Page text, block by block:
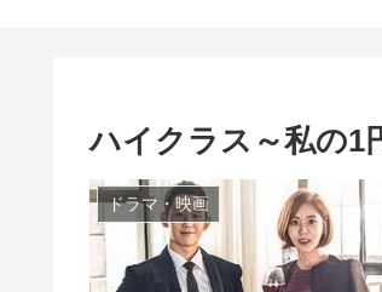
ハイクラス～私の1
ドラマ・映画